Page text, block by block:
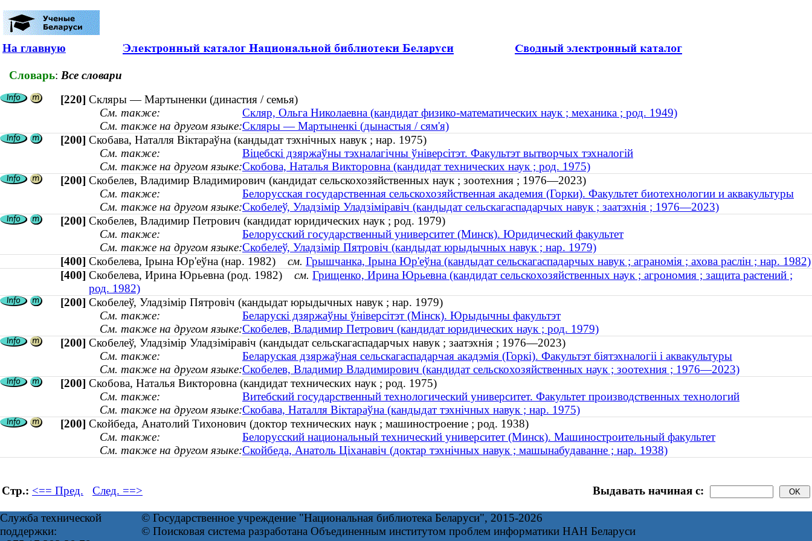
На главную
Словарь: Все словари
[220] Скляры — Мартыненки (династия / семья)
См. также:
Скляр, Ольга Николаевна (кандидат физико-математических наук ; механика ; род. 1949)
См. также на другом языке:Скляры — Мартыненкі (дынастыя / сям'я)
[200] Скобава, Наталля Віктараўна (кандыдат тэхнічных навук ; нар. 1975)
См. также:
Віцебскі дзяржаўны тэхналагічны ўніверсітэт. Факультэт вытворчых тэхналогій
См. также на другом языке:Скобова, Наталья Викторовна (кандидат технических наук ; род. 1975)
[200] Скобелев, Владимир Владимирович (кандидат сельскохозяйственных наук ; зоотехния ; 1976—2023)
См. также:
Белорусская государственная сельскохозяйственная академия (Горки). Факультет биотехнологии и аквакультуры
См. также на другом языке:Скобелеў, Уладзімір Уладзіміравіч (кандыдат сельскагаспадарчых навук ; заатэхнія ; 1976—2023)
[200] Скобелев, Владимир Петрович (кандидат юридических наук ; род. 1979)
См. также:
Белорусский государственный университет (Минск). Юридический факультет
См. также на другом языке:Скобелеў, Уладзiмiр Пятровiч (кандыдат юрыдычных навук ; нар. 1979)
[400] Скобелева, Ірына Юр'еўна (нар. 1982) см. Грышчанка, Ірына Юр'еўна (кандыдат сельскагаспадарчых навук ; аграномія ; ахова раслін ; нар. 1982)
[400] Скобелева, Ирина Юрьевна (род. 1982) см. Грищенко, Ирина Юрьевна (кандидат сельскохозяйственных наук ; агрономия ; защита растений ;
род. 1982)
[200] Скобелеў, Уладзiмiр Пятровiч (кандыдат юрыдычных навук ; нар. 1979)
См. также:
Беларускі дзяржаўны ўніверсітэт (Мінск). Юрыдычны факультэт
См. также на другом языке:Скобелев, Владимир Петрович (кандидат юридических наук ; род. 1979)
[200] Скобелеў, Уладзімір Уладзіміравіч (кандыдат сельскагаспадарчых навук ; заатэхнія ; 1976—2023)
См. также:
Беларуская дзяржаўная сельскагаспадарчая акадэмія (Горкі). Факультэт біятэхналогіі і аквакультуры
См. также на другом языке:Скобелев, Владимир Владимирович (кандидат сельскохозяйственных наук ; зоотехния ; 1976—2023)
[200] Скобова, Наталья Викторовна (кандидат технических наук ; род. 1975)
См. также:
Витебский государственный технологический университет. Факультет производственных технологий
См. также на другом языке:Скобава, Наталля Віктараўна (кандыдат тэхнічных навук ; нар. 1975)
[200] Скойбеда, Анатолий Тихонович (доктор технических наук ; машиностроение ; род. 1938)
См. также:
Белорусский национальный технический университет (Минск). Машиностроительный факультет
См. также на другом языке:Скойбеда, Анатоль Ціханавіч (доктар тэхнічных навук ; машынабудаванне ; нар. 1938)
Стр.: <== Пред. След. ==> Выдавать начиная с:
Служба технической
поддержки:
© Государственное учреждение "Национальная библиотека Беларуси", 2015-2026
© Поисковая система разработана Объединенным институтом проблем информатики НАН Беларуси